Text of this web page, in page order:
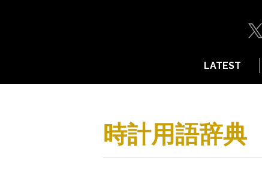
LATEST
時計用語辞典